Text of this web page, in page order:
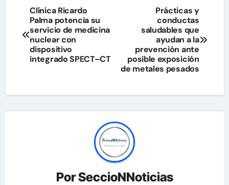
Navegación
de
entradas
Clínica Ricardo
Palma potencia su
servicio de medicina
nuclear con
dispositivo
integrado SPECT–CT
Prácticas y
conductas
saludables que
ayudan a la
prevención ante
posible exposición
de metales pesados
PorSeccioNNoticias